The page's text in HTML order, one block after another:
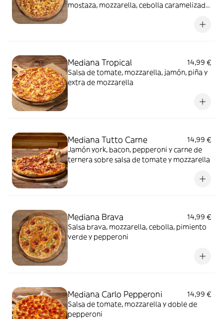
mostaza, mozzarella, cebolla caramelizada
Mediana Tropical
14,99 €
Salsa de tomate, mozzarella, jamón, piña y
extra de mozzarella
Mediana Tutto Carne
14,99 €
Jamón york, bacon, pepperoni y carne de
ternera sobre salsa de tomate y mozzarella
Mediana Brava
14,99 €
Salsa brava, mozzarella, cebolla, pimiento
verde y pepperoni
Mediana Carlo Pepperoni
14,99 €
Salsa de tomate, mozzarella y doble de
pepperoni